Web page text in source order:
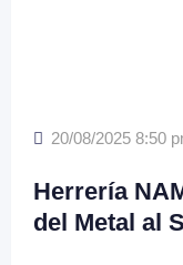
20/08/2025 8:50
Herrería
del Metal al